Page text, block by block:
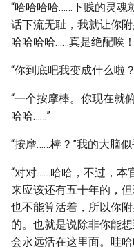
“哈哈哈哈……下贱的灵魂
话下流无耻，我就让你
哈哈哈哈……真是绝配唉
“你到底吧我变成什么啦
“一个按摩棒。你现在就
哈哈……”
“按摩……棒？”我的大脑
“对对……哈哈，不过，本
来应该还有五十年的，
也不能算活着，所以你
的。也就是说除非你能
会永远活在这里面。哇